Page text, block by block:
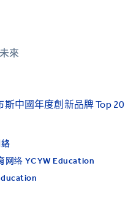
來
斯中國年度創新品牌 Top 20
网络 YCYW Education